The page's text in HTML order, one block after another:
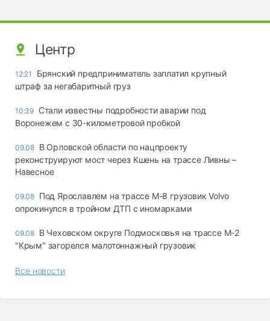
Центр
12:21
Брянский предприниматель заплатил крупный
штраф за негабаритный груз
10:39 Стали известны подробности аварии под
Воронежем с 30-километровой пробкой
09.08 В Орловской области по нацпроекту
реконструируют мост через Кшень на трассе Ливны –
Навесное
09.08 Под Ярославлем на трассе М-8 грузовик Volvo
опрокинулся в тройном ДТП с иномарками
09.08 В Чеховском округе Подмосковья на трассе М-2
"Крым" загорелся малотоннажный грузовик
Все новости